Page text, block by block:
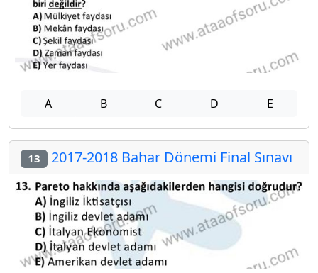
A B C D E
13 2017-2018 Bahar Dönemi Final Sınavı